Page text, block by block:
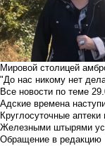
Мировой столицей
"До нас никому нет
Все новости по теме
Адские времена
Круглосуточные
Железными штырями
Обращение в редакцию